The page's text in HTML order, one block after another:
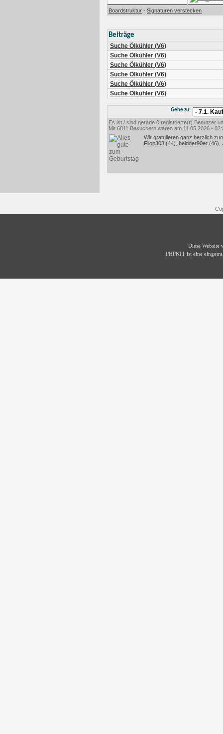
Boardstruktur - Signaturen verstecken
Beiträge
Suche Ölkühler (V6)
Suche Ölkühler (V6)
Suche Ölkühler (V6)
Suche Ölkühler (V6)
Suche Ölkühler (V6)
Suche Ölkühler (V6)
Gehe zu:
Es ist / sind gerade 0 registrierte(r) Benutzer
Mit 6811 Besuchern waren am 11.05.2026 -
Wir gratulieren ganz herzlich
Filop303 (44), heldder90er (46),
Diese Website
PHPKIT ist eine